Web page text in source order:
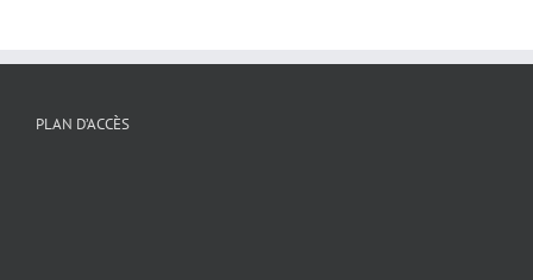
PLAN D’ACCÈS